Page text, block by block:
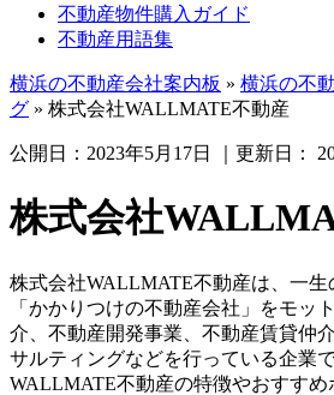
不動産物件購入ガイド
不動産用語集
横浜の不動産会社案内板 » 横浜の不
グ » 株式会社WALLMATE不動産
公開日： 2023年5月17日 ｜更新日：
株式会社
株式会社WALLMATE不動産は、一生
「かかりつけの不動産会社」をモッ
介、不動産開発事業、不動産賃貸仲
サルティングなどを行っている企業
WALLMATE不動産の特徴やおすす